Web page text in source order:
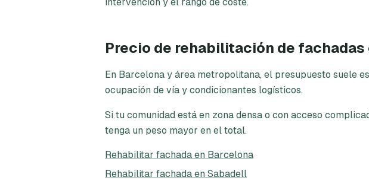
Precio de rehabilitación de
En Barcelona y área metropolitana, el presupuesto suele
ocupación de vía y condicionantes logísticos.
Si tu comunidad está en zona densa o con acceso
tenga un peso mayor en el total.
Rehabilitar fachada en Barcelona
Rehabilitar fachada en Sabadell